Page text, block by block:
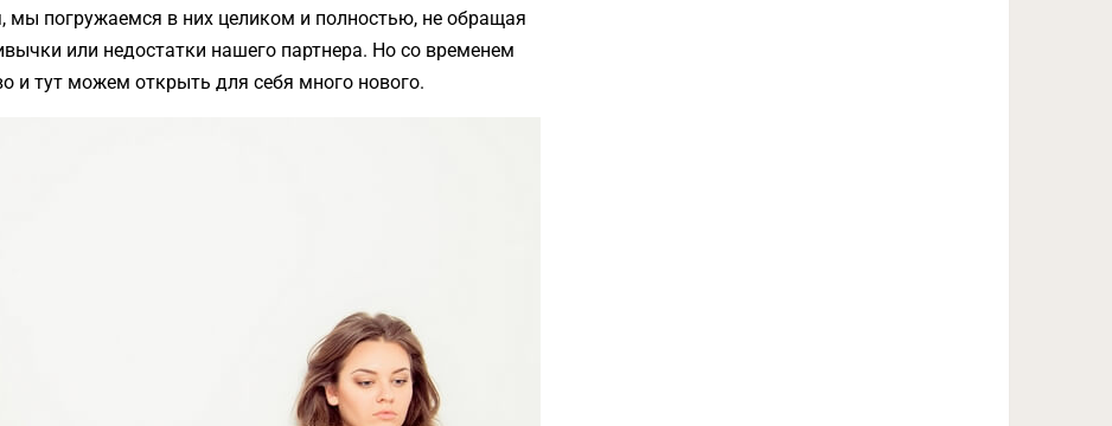
мы погружаемся в них целиком и полностью, не обращая
или недостатки нашего партнера. Но со временем
и тут можем открыть для себя много нового.